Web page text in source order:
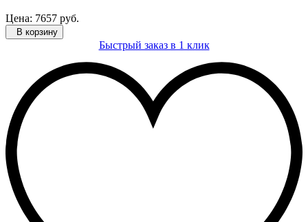
Цена: 7657 руб.
В корзину
Быстрый заказ в 1 клик